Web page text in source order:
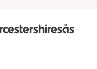
1 kommentarer